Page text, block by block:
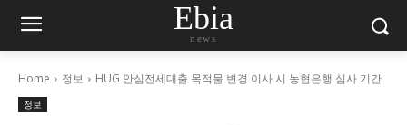
Ebia
news
Home 정보 HUG 안심전세대출 목적물 변경 이사 시 농협은행 심사 기간
정보